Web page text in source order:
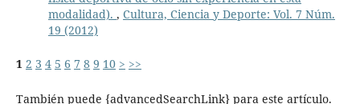
modalidad). , Cultura, Ciencia y Deporte: Vol. 7 Núm.
19 (2012)
1 2 3 4 5 6 7 8 9 10 > >>
También puede {advancedSearchLink} para este artículo.